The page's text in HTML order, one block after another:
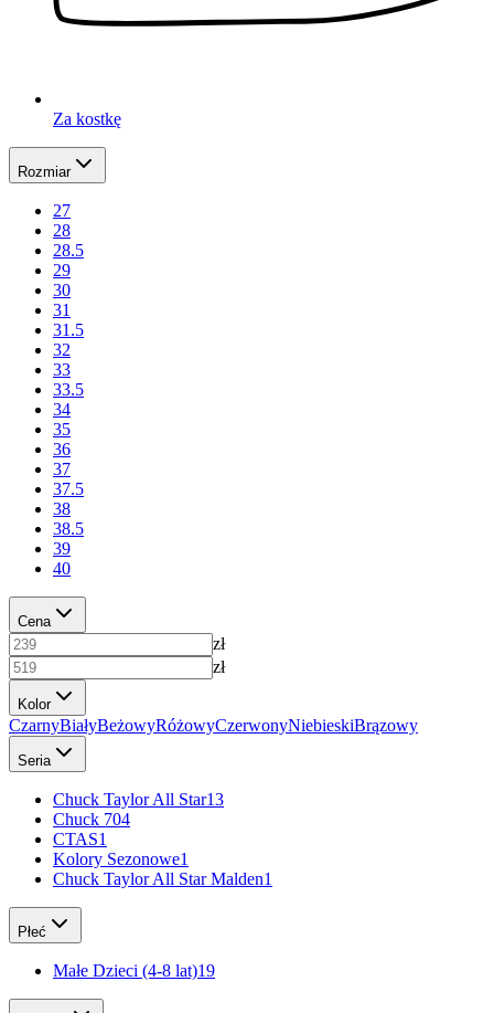
Za kostkę
Rozmiar
27
28
28.5
29
30
31
31.5
32
33
33.5
34
35
36
37
37.5
38
38.5
39
40
Cena
zł
zł
Kolor
CzarnyBiałyBeżowyRóżowyCzerwonyNiebieskiBrązowy
Seria
Chuck Taylor All Star13
Chuck 704
CTAS1
Kolory Sezonowe1
Chuck Taylor All Star Malden1
Płeć
Małe Dzieci (4-8 lat)19